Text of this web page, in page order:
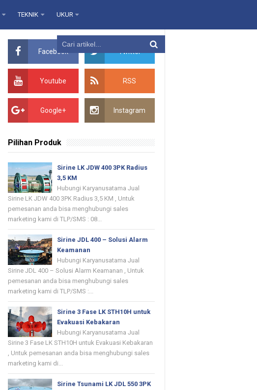
TEKNIK UKUR
Facebook Twitter
Youtube RSS
Google+ Instagram
Pilihan Produk
Sirine LK JDW 400 3PK Radius
3,5 KM
Hubungi Karyanusatama Jual
Sirine LK JDW 400 3PK Radius 3,5 KM , Untuk
pemesanan anda bisa menghubungi sales
marketing kami di TLP/SMS : 08...
Sirine JDL 400 – Solusi Alarm
Keamanan
Hubungi Karyanusatama Jual
Sirine JDL 400 – Solusi Alarm Keamanan , Untuk
pemesanan anda bisa menghubungi sales
marketing kami di TLP/SMS :...
Sirine 3 Fase LK STH10H untuk
Evakuasi Kebakaran
Hubungi Karyanusatama Jual
Sirine 3 Fase LK STH10H untuk Evakuasi Kebakaran
, Untuk pemesanan anda bisa menghubungi sales
marketing kami di...
Sirine Tsunami LK JDL 550 3PK